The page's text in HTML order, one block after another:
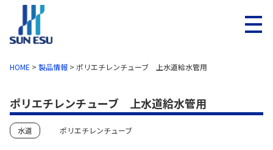
メニ
HOME > 製品情報 > ポリエチレンチューブ 上水道給水管用
ポリエチレンチューブ 上水道給水管用
水道 ポリエチレンチューブ